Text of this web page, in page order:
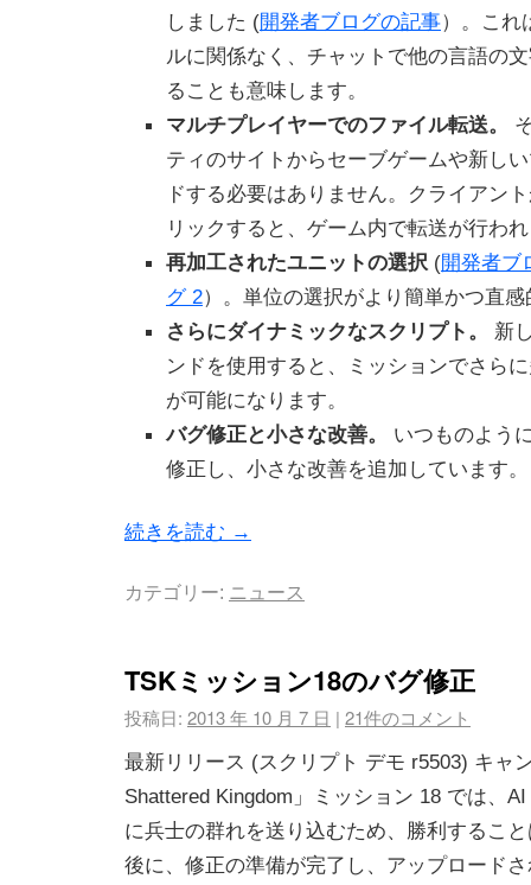
しました (開発者ブログの記事）。これ
ルに関係なく、チャットで他の言語の
ることも意味します。
マルチプレイヤーでのファイル転送。
ティのサイトからセーブゲームや新し
ドする必要はありません。クライアン
リックすると、ゲーム内で転送が行わ
再加工されたユニットの選択 (開発者ブ
グ 2）。単位の選択がより簡単かつ直
さらにダイナミックなスクリプト。
新
ンドを使用すると、ミッションでさら
が可能になります。
バグ修正と小さな改善。
いつものよう
修正し、小さな改善を追加しています。
続きを読む →
カテゴリー: ニュース
TSKミッション18のバグ修正
投稿日: 2013 年 10 月 7 日 | 21件のコメント
最新リリース (スクリプト デモ r5503) キャ
Shattered Kingdom」ミッション 18 では、
に兵士の群れを送り込むため、勝利するこ
後に、修正の準備が完了し、アップロード